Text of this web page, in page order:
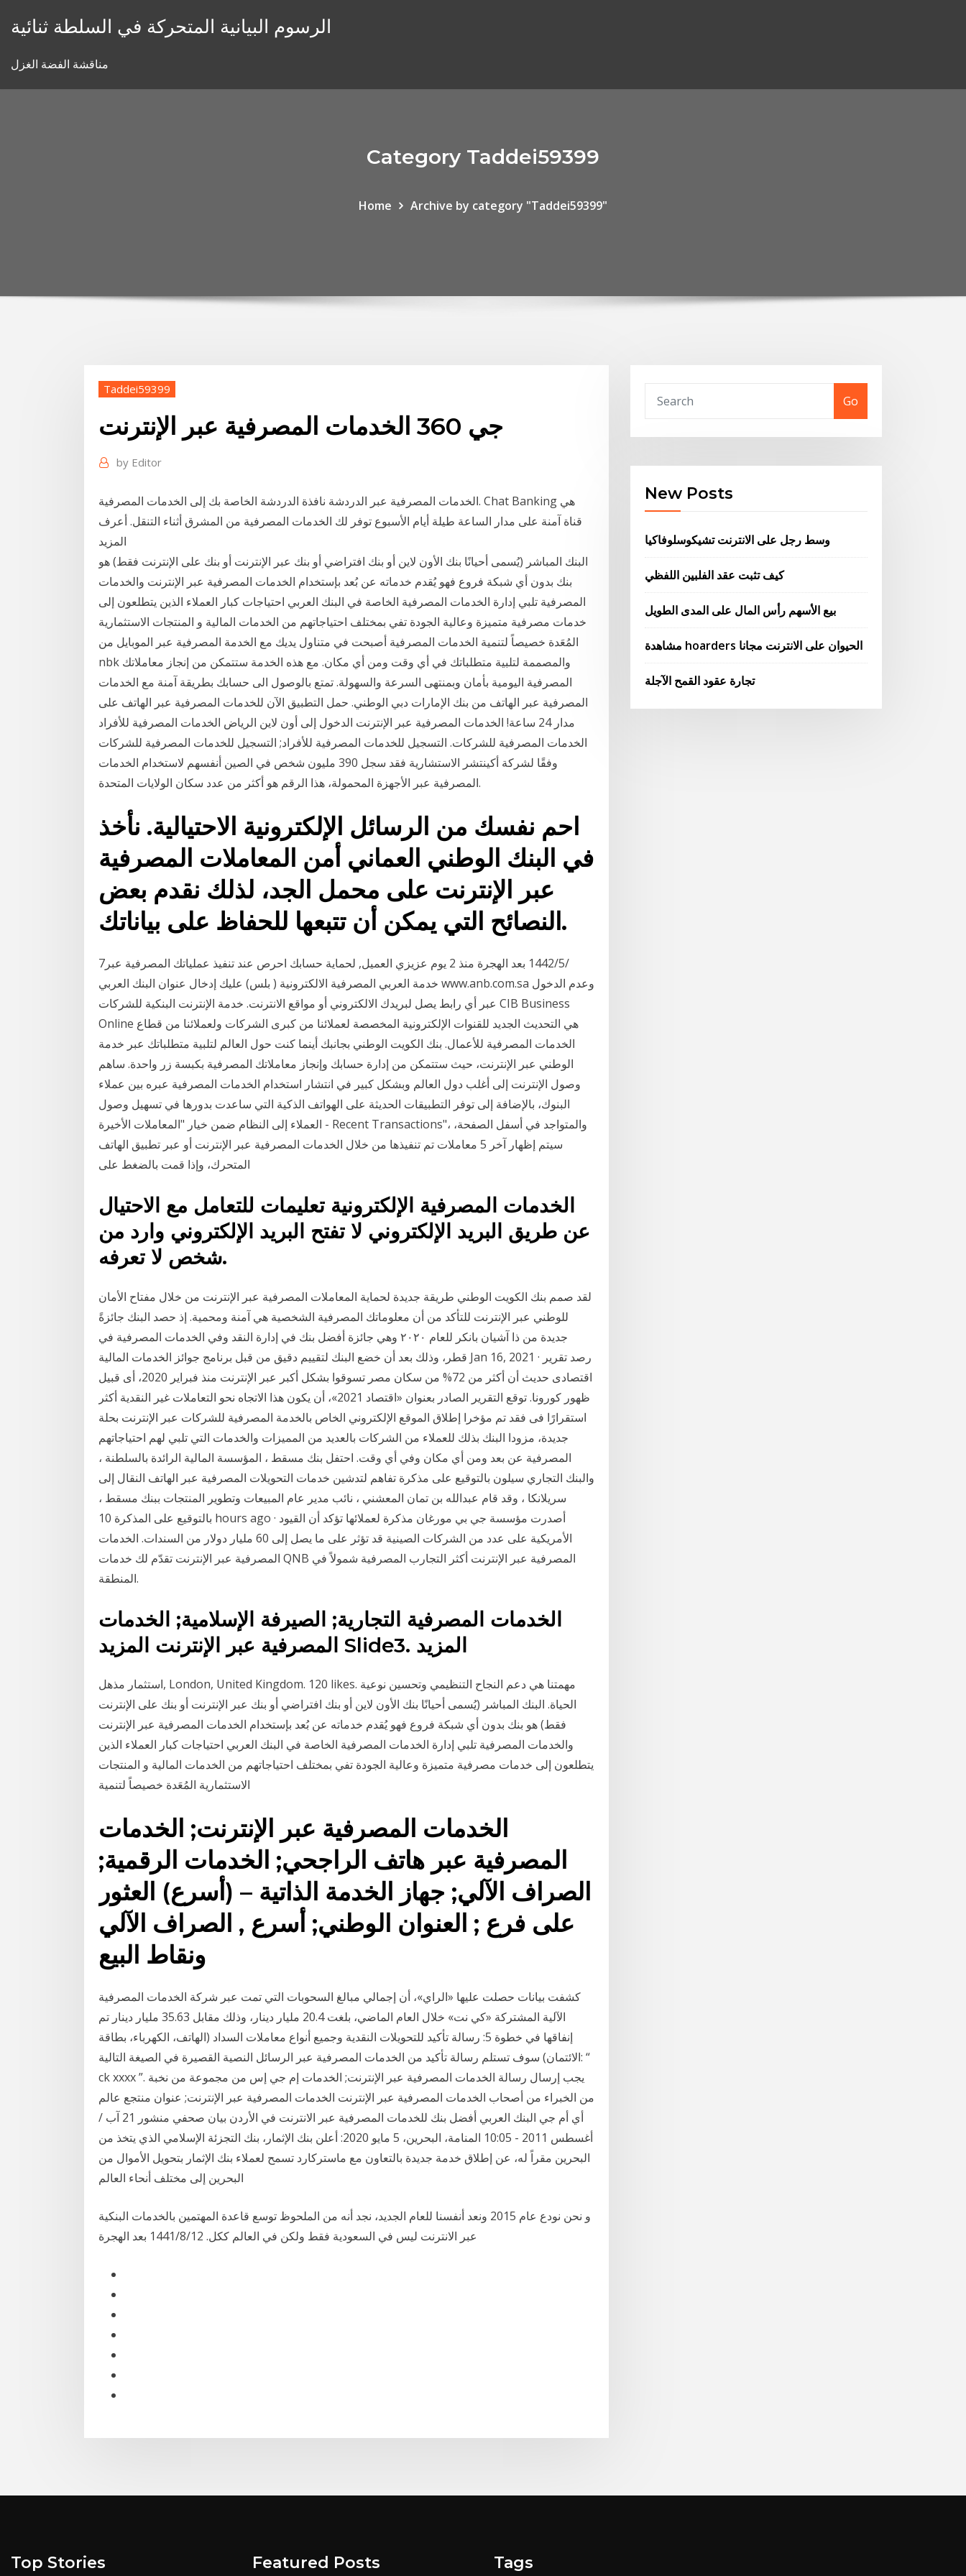
الرسوم البيانية المتحركة في السلطة ثنائية
مناقشة الفضة الغزل
Category Taddei59399
Home Archive by category "Taddei59399"
Taddei59399
جي 360 الخدمات المصرفية عبر الإنترنت
by Editor
الخدمات المصرفية عبر الدردشة نافذة الدردشة الخاصة بك إلى الخدمات المصرفية. Chat Banking هي
قناة آمنة على مدار الساعة طيلة أيام الأسبوع توفر لك الخدمات المصرفية من المشرق أثناء التنقل. أعرف
المزيد
البنك المباشر (يُسمى أحيانًا بنك الأون لاين أو بنك افتراضي أو بنك عبر الإنترنت أو بنك على الإنترنت فقط) هو
بنك بدون أي شبكة فروع فهو يُقدم خدماته عن بُعد بإستخدام الخدمات المصرفية عبر الإنترنت والخدمات
المصرفية تلبي إدارة الخدمات المصرفية الخاصة في البنك العربي احتياجات كبار العملاء الذين يتطلعون إلى
خدمات مصرفية متميزة وعالية الجودة تفي بمختلف احتياجاتهم من الخدمات المالية و المنتجات الاستثمارية
المُعَدة خصيصاً لتنمية الخدمات المصرفية أصبحت في متناول يديك مع الخدمة المصرفية عبر الموبايل من
nbk والمصممة لتلبية متطلباتك في أي وقت ومن أي مكان. مع هذه الخدمة ستتمكن من إنجاز معاملاتك
المصرفية اليومية بأمان وبمنتهى السرعة والسهولة. تمتع بالوصول الى حسابك بطريقة آمنة مع الخدمات
المصرفية عبر الهاتف من بنك الإمارات دبي الوطني. حمل التطبيق الآن للخدمات المصرفية عبر الهاتف على
مدار 24 ساعة! الخدمات المصرفية عبر الإنترنت الدخول إلى أون لاين الرياض الخدمات المصرفية للأفراد
الخدمات المصرفية للشركات. التسجيل للخدمات المصرفية للأفراد; التسجيل للخدمات المصرفية للشركات
وفقًا لشركة أكينتشر الاستشارية فقد سجل 390 مليون شخص في الصين أنفسهم لاستخدام الخدمات
المصرفية عبر الأجهزة المحمولة، هذا الرقم هو أكثر من عدد سكان الولايات المتحدة.
احم نفسك من الرسائل الإلكترونية الاحتيالية. نأخذ
في البنك الوطني العماني أمن المعاملات المصرفية
عبر الإنترنت على محمل الجد، لذلك نقدم بعض
النصائح التي يمكن أن تتبعها للحفاظ على بياناتك.
7‏‏/5‏‏/1442 بعد الهجرة منذ 2 يوم عزيزي العميل, لحماية حسابك احرص عند تنفيذ عملياتك المصرفية عبر
خدمة العربي المصرفية الالكترونية ( بلس) عليك إدخال عنوان البنك العربي www.anb.com.sa وعدم الدخول
عبر أي رابط يصل لبريدك الالكتروني أو مواقع الانترنت. خدمة الإنترنت البنكية للشركات CIB Business
Online هي التحديث الجديد للقنوات الإلكترونية المخصصة لعملائنا من كبرى الشركات ولعملائنا من قطاع
الخدمات المصرفية للأعمال. بنك الكويت الوطني بجانبك أينما كنت حول العالم لتلبية متطلباتك عبر خدمة
الوطني عبر الإنترنت، حيث ستتمكن من إدارة حسابك وإنجاز معاملاتك المصرفية بكبسة زر واحدة. ساهم
وصول الإنترنت إلى أغلب دول العالم وبشكل كبير في انتشار استخدام الخدمات المصرفية عبره بين عملاء
البنوك، بالإضافة إلى توفر التطبيقات الحديثة على الهواتف الذكية التي ساعدت بدورها في تسهيل وصول
العملاء إلى النظام ضمن خيار "المعاملات الأخيرة - Recent Transactions"، والمتواجد في أسفل الصفحة،
سيتم إظهار آخر 5 معاملات تم تنفيذها من خلال الخدمات المصرفية عبر الإنترنت أو عبر تطبيق الهاتف
المتحرك، وإذا قمت بالضغط على
الخدمات المصرفية الإلكترونية تعليمات للتعامل مع الاحتيال
عن طريق البريد الإلكتروني لا تفتح البريد الإلكتروني وارد من
شخص لا تعرفه.
لقد صمم بنك الكويت الوطني طريقة جديدة لحماية المعاملات المصرفية عبر الإنترنت من خلال مفتاح الأمان
للوطني عبر الإنترنت للتأكد من أن معلوماتك المصرفية الشخصية هي آمنة ومحمية. إذ حصد البنك جائزةً
جديدة من ذا آشيان بانكر للعام ٢٠٢٠ وهي جائزة أفضل بنك في إدارة النقد وفي الخدمات المصرفية في
قطر، وذلك بعد أن خضع البنك لتقييم دقيق من قبل برنامج جوائز الخدمات المالية Jan 16, 2021 · رصد تقرير
اقتصادى حديث أن أكثر من 72% من سكان مصر تسوقوا بشكل أكبر عبر الإنترنت منذ فبراير 2020، أى قبيل
ظهور كورونا. توقع التقرير الصادر بعنوان «اقتصاد 2021»، أن يكون هذا الاتجاه نحو التعاملات غير النقدية أكثر
استقرارًا فى فقد تم مؤخرا إطلاق الموقع الإلكتروني الخاص بالخدمة المصرفية للشركات عبر الإنترنت بحلة
جديدة، مزودا البنك بذلك للعملاء من الشركات بالعديد من المميزات والخدمات التي تلبي لهم احتياجاتهم
المصرفية عن بعد ومن أي مكان وفي أي وقت. احتفل بنك مسقط ، المؤسسة المالية الرائدة بالسلطنة ،
والبنك التجاري سيلون بالتوقيع على مذكرة تفاهم لتدشين خدمات التحويلات المصرفية عبر الهاتف النقال إلى
سريلانكا ، وقد قام عبدالله بن تمان المعشني ، نائب مدير عام المبيعات وتطوير المنتجات ببنك مسقط ،
بالتوقيع على المذكرة 10 hours ago · أصدرت مؤسسة جي بي مورغان مذكرة لعملائها تؤكد أن القيود
الأمريكية على عدد من الشركات الصينية قد تؤثر على ما يصل إلى 60 مليار دولار من السندات. الخدمات
المصرفية عبر الإنترنت تقدّم لك خدمات QNB المصرفية عبر الإنترنت أكثر التجارب المصرفية شمولاً في
المنطقة.
الخدمات المصرفية التجارية; الصيرفة الإسلامية; الخدمات
المصرفية عبر الإنترنت المزيد Slide3. المزيد
الحياة. البنك المباشر (يُسمى أحيانًا بنك الأون لاين أو بنك افتراضي أو بنك عبر الإنترنت أو بنك على الإنترنت
فقط) هو بنك بدون أي شبكة فروع فهو يُقدم خدماته عن بُعد بإستخدام الخدمات المصرفية عبر الإنترنت
والخدمات المصرفية تلبي إدارة الخدمات المصرفية الخاصة في البنك العربي احتياجات كبار العملاء الذين
يتطلعون إلى خدمات مصرفية متميزة وعالية الجودة تفي بمختلف احتياجاتهم من الخدمات المالية و المنتجات
الاستثمارية المُعَدة خصيصاً لتنمية
الخدمات المصرفية عبر الإنترنت; الخدمات
المصرفية عبر هاتف الراجحي; الخدمات الرقمية;
الصراف الآلي; جهاز الخدمة الذاتية – (أسرع) العثور
على فرع ; العنوان الوطني; أسرع , الصراف الآلي
ونقاط البيع
كشفت بيانات حصلت عليها «الراي»، أن إجمالي مبالغ السحوبات التي تمت عبر شركة الخدمات المصرفية
الآلية المشتركة «كي نت» خلال العام الماضي، بلغت 20.4 مليار دينار، وذلك مقابل 35.63 مليار دينار تم
إنفاقها في خطوة 5: رسالة تأكيد للتحويلات النقدية وجميع أنواع معاملات السداد (الهاتف، الكهرباء، بطاقة
الائتمان) سوف تستلم رسالة تأكيد من الخدمات المصرفية عبر الرسائل النصية القصيرة في الصيغة التالية: “
ck xxxx ”. يجب إرسال رسالة الخدمات المصرفية عبر الإنترنت; الخدمات إم جي إس من مجموعة من نخبة
من الخبراء من أصحاب الخدمات المصرفية عبر الإنترنت الخدمات المصرفية عبر الإنترنت; عنوان منتجع عالم
أي أم جي البنك العربي أفضل بنك للخدمات المصرفية عبر الانترنت في الأردن بيان صحفي منشور 21 آب /
أغسطس 2011 - 10:05 المنامة، البحرين، 5 مايو 2020: أعلن بنك الإثمار، بنك التجزئة الإسلامي الذي يتخذ من
البحرين مقراً له، عن إطلاق خدمة جديدة بالتعاون مع ماستركارد تسمح لعملاء بنك الإثمار بتحويل الأموال من
البحرين إلى مختلف أنحاء العالم
و نحن نودع عام 2015 ونعد أنفسنا للعام الجديد، نجد أنه من الملحوظ توسع قاعدة المهتمين بالخدمات البنكية
عبر الانترنت ليس في السعودية فقط ولكن في العالم ككل. 12‏‏/8‏‏/1441 بعد الهجرة
Go
New Posts
وسط رجل على الانترنت تشيكوسلوفاكيا
كيف تثبت عقد الفلبين اللفظي
بيع الأسهم رأس المال على المدى الطويل
مشاهدة hoarders الحيوان على الانترنت مجانا
تجارة عقود القمح الآجلة
Top Stories Featured Posts Tags